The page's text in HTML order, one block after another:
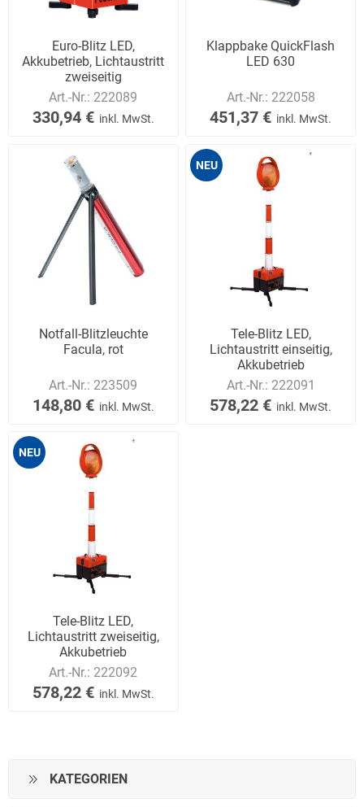
Euro-Blitz LED,
Akkubetrieb, Lichtaustritt
zweiseitig
Art.-Nr.: 222089
330,94 € inkl. MwSt.
Klappbake QuickFlash
LED 630
Art.-Nr.: 222058
451,37 € inkl. MwSt.
Notfall-Blitzleuchte
Facula, rot
Art.-Nr.: 223509
148,80 € inkl. MwSt.
NEU
Tele-Blitz LED,
Lichtaustritt einseitig,
Akkubetrieb
Art.-Nr.: 222091
578,22 € inkl. MwSt.
NEU
Tele-Blitz LED,
Lichtaustritt zweiseitig,
Akkubetrieb
Art.-Nr.: 222092
578,22 € inkl. MwSt.
KATEGORIEN